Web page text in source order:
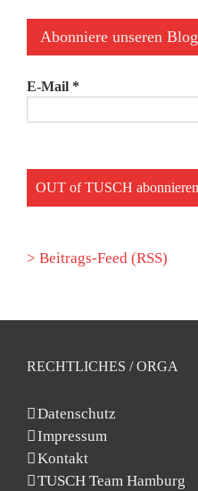
Abonniere unseren Blog
E-Mail *
> Beitrags-Feed (RSS)
RECHTLICHES / ORGA
Datenschutz
Impressum
Kontakt
TUSCH Team Hamburg